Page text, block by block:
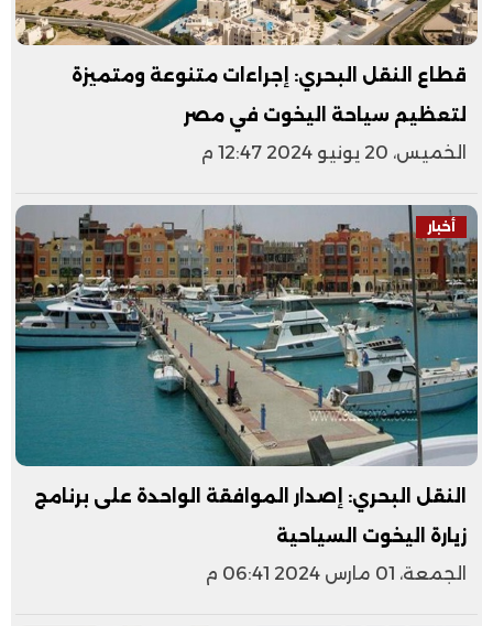
قطاع النقل البحري: إجراءات متنوعة ومتميزة
لتعظيم سياحة اليخوت في مصر
الخميس، 20 يونيو 2024 12:47 م
أخبار
النقل البحري: إصدار الموافقة الواحدة على برنامج
زيارة اليخوت السياحية
الجمعة، 01 مارس 2024 06:41 م